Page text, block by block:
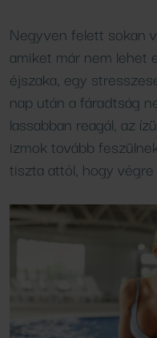
SZAUNA
Szaunavilág
Szaunaszeánszok
VENDÉGLÁTÁS
Vendéglátóhelyeink
Naturkozmetikumok
Negyven felett sokan
amiket már nem lehet
éjszaka, egy
nap után a fáradtság
lassabban reagál, az
izmok tovább
tiszta attól, hogy